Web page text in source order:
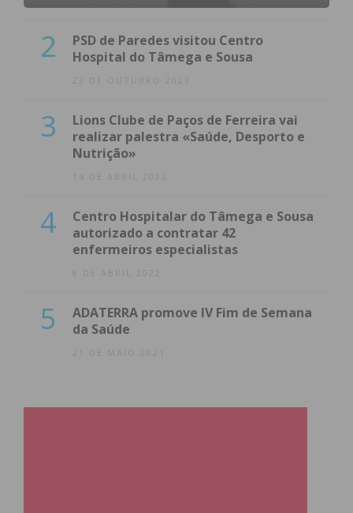
2
PSD de Paredes visitou Centro
Hospital do Tâmega e Sousa
23 DE OUTUBRO 2023
3
Lions Clube de Paços de Ferreira vai
realizar palestra «Saúde, Desporto e
Nutrição»
14 DE ABRIL 2022
4
Centro Hospitalar do Tâmega e Sousa
autorizado a contratar 42
enfermeiros especialistas
8 DE ABRIL 2022
5
ADATERRA promove IV Fim de Semana
da Saúde
21 DE MAIO 2021